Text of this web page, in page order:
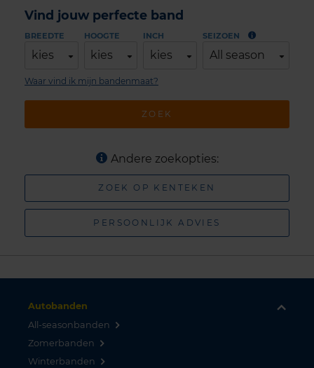
Vind jouw perfecte band
BREEDTE
kies
HOOGTE
kies
INCH
kies
SEIZOEN
All season
ZOEK
Waar vind ik mijn bandenmaat?
Andere zoekopties:
ZOEK OP KENTEKEN
PERSOONLIJK ADVIES
Autobanden
All-seasonbanden
Zomerbanden
Winterbanden